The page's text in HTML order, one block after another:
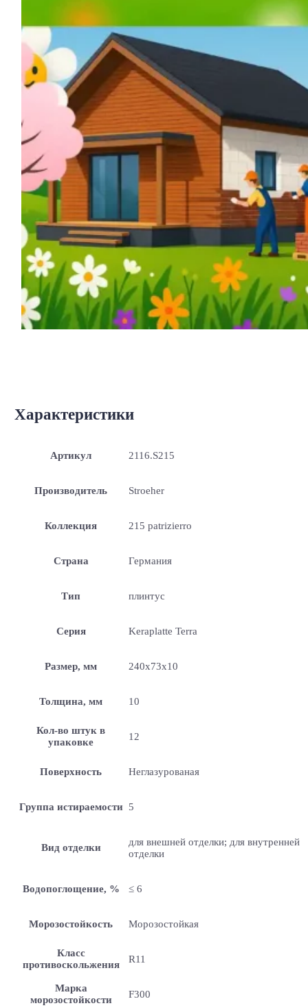
Характеристики
Артикул 2116.S215
Производитель Stroeher
Коллекция 215 patrizierro
Страна Германия
Тип плинтус
Серия Keraplatte Terra
Размер, мм 240x73x10
Толщина, мм 10
Кол-во штук в
упаковке
12
Поверхность Неглазурованая
Группа истираемости 5
Вид отделки
для внешней отделки; для внутренней
отделки
Водопоглощение, % ≤ 6
Морозостойкость Морозостойкая
Класс
противоскольжения
R11
Марка
морозостойкости
F300